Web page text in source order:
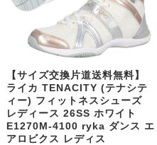
【サイズ交換片道送料無料】
ライカ TENACITY (テナシテ
ィー) フィットネスシューズ
レディース 26SS ホワイト
E1270M-4100 ryka ダンス エ
アロビクス レディス